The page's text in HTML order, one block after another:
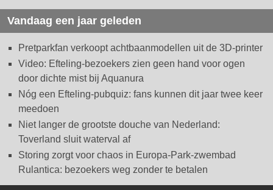
Vandaag een jaar geleden
Pretparkfan verkoopt achtbaanmodellen uit de 3D-printer
Video: Efteling-bezoekers zien geen hand voor ogen
door dichte mist bij Aquanura
Nóg een Efteling-pubquiz: fans kunnen dit jaar twee keer
meedoen
Niet langer de grootste douche van Nederland:
Toverland sluit waterval af
Storing zorgt voor chaos in Europa-Park-zwembad
Rulantica: bezoekers weg zonder te betalen